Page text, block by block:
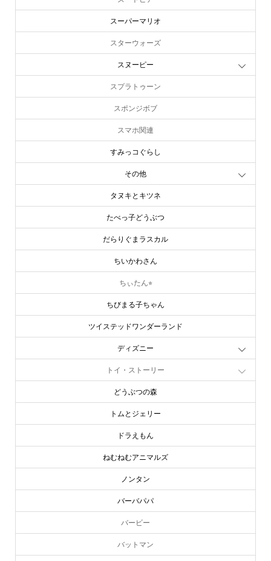
スーパーマリオ
スターウォーズ
スヌーピー
スプラトゥーン
スポンジボブ
スマホ関連
すみっコぐらし
その他
タヌキとキツネ
たべっ子どうぶつ
だらりぐまラスカル
ちいかわさん
ちぃたん⭐︎
ちびまる子ちゃん
ツイステッドワンダーランド
ディズニー
トイ・ストーリー
どうぶつの森
トムとジェリー
ドラえもん
ねむねむアニマルズ
ノンタン
バーバパパ
バービー
バットマン